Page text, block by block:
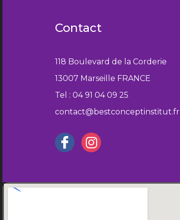
Contact
118 Boulevard de la Corderie
13007 Marseille FRANCE
Tel : 04 91 04 09 25
contact@bestconceptinstitut.fr